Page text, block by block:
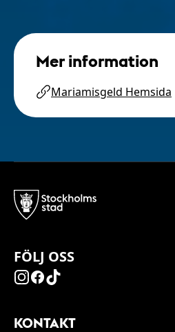
Mer information
Mariamisgeld Hemsida
FÖLJ OSS
KONTAKT